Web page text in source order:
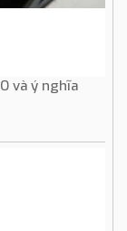
và ý nghĩa